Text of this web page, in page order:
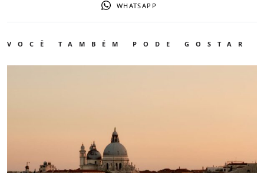
WHATSAPP
VOCÊ TAMBÉM PODE GOSTAR